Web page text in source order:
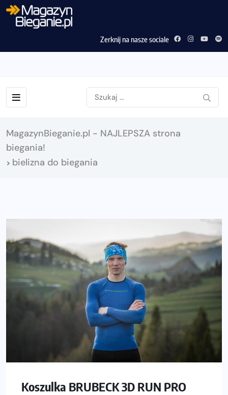
Zerknij na nasze sociale
MagazynBieganie.pl - NAJLEPSZA strona
biegania!
> bielizna do biegania
Koszulka BRUBECK 3D RUN PRO